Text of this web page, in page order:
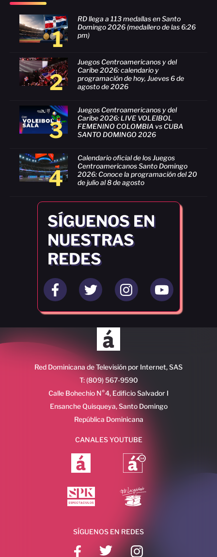
1
RD llega a 113 medallas en Santo
Domingo 2026 (medallero de las 6:26
pm)
2
Juegos Centroamericanos y del
Caribe 2026: calendario y
programación de hoy, Jueves 6 de
agosto de 2026
3
Juegos Centroamericanos y del
Caribe 2026: LIVE VOLEIBOL
FEMENINO COLOMBIA vs CUBA
SANTO DOMINGO 2026
4
Calendario oficial de los Juegos
Centroamericanos Santo Domingo
2026: Conoce la programación del 20
de julio al 8 de agosto
SÍGUENOS EN
NUESTRAS
REDES
Red Dominicana de Televisión por Internet, SAS
T: (809) 567-9590
Calle Bohechio N°4, Edificio Salvador I
Ensanche Quisqueya, Santo Domingo
República Dominicana
CANALES YOUTUBE
SÍGUENOS EN REDES